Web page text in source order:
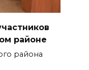
районе
района